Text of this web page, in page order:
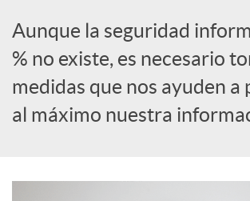
i
c
a
d
Aunque la seguridad
% no existe, es necesario
medidas que nos ayuden a
al máximo nuestra